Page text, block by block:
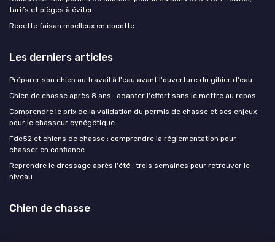
tarifs et pièges à éviter
Recette faisan moelleux en cocotte
Les derniers articles
Préparer son chien au travail à l'eau avant l'ouverture du gibier d'eau
Chien de chasse après 8 ans : adapter l'effort sans le mettre au repos
Comprendre le prix de la validation du permis de chasse et ses enjeux
pour le chasseur cynégétique
Fdc52 et chiens de chasse : comprendre la réglementation pour
chasser en confiance
Reprendre le dressage après l'été : trois semaines pour retrouver le
niveau
Chien de chasse